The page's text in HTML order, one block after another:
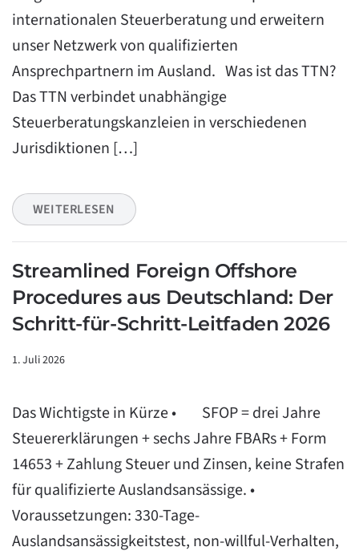
internationalen Steuerberatung und erweitern
unser Netzwerk von qualifizierten
Ansprechpartnern im Ausland. Was ist das TTN?
Das TTN verbindet unabhängige
Steuerberatungskanzleien in verschiedenen
Jurisdiktionen […]
WEITERLESEN
Streamlined Foreign Offshore
Procedures aus Deutschland: Der
Schritt-für-Schritt-Leitfaden 2026
1. Juli 2026
Das Wichtigste in Kürze • SFOP = drei Jahre
Steuererklärungen + sechs Jahre FBARs + Form
14653 + Zahlung Steuer und Zinsen, keine Strafen
für qualifizierte Auslandsansässige. •
Voraussetzungen: 330-Tage-
Auslandsansässigkeitstest, non-willful-Verhalten,